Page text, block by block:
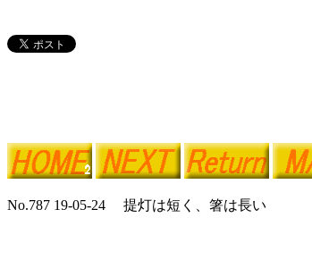
No.787 19-05-24 提灯は短く、箸は長い